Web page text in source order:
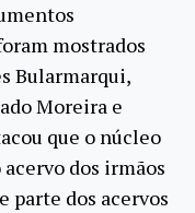
mostrados
Bularmarqui,
Moreira e
que o núcleo
dos irmãos
parte dos acervos